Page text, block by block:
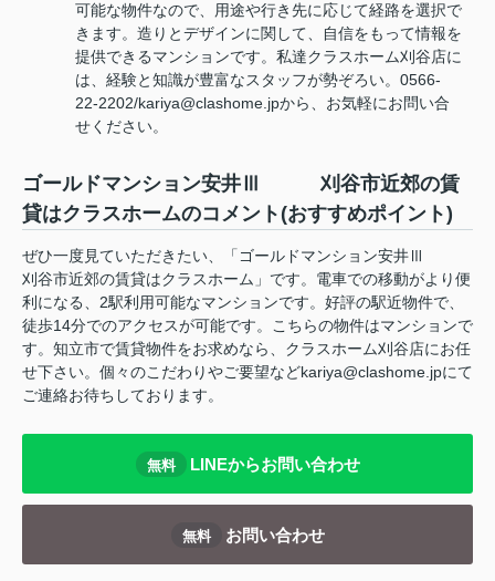
可能な物件なので、用途や行き先に応じて経路を選択で
きます。造りとデザインに関して、自信をもって情報を
提供できるマンションです。私達クラスホーム刈谷店に
は、経験と知識が豊富なスタッフが勢ぞろい。0566-
22-2202/kariya@clashome.jpから、お気軽にお問い合
せください。
ゴールドマンション安井Ⅲ 刈谷市近郊の賃
貸はクラスホームのコメント(おすすめポイント)
ぜひ一度見ていただきたい、「ゴールドマンション安井Ⅲ
刈谷市近郊の賃貸はクラスホーム」です。電車での移動がより便
利になる、2駅利用可能なマンションです。好評の駅近物件で、
徒歩14分でのアクセスが可能です。こちらの物件はマンションで
す。知立市で賃貸物件をお求めなら、クラスホーム刈谷店にお任
せ下さい。個々のこだわりやご要望などkariya@clashome.jpにて
ご連絡お待ちしております。
無料 LINEからお問い合わせ
無料 お問い合わせ